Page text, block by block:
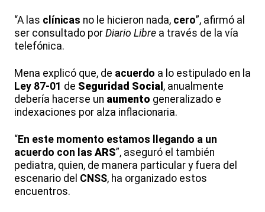
“A las clínicas no le hicieron nada, cero”, afirmó al
ser consultado por Diario Libre a través de la vía
telefónica.
Mena explicó que, de acuerdo a lo estipulado en la
Ley 87-01 de Seguridad Social , anualmente
debería hacerse un aumento generalizado e
indexaciones por alza inflacionaria.
“En este momento estamos llegando a un
acuerdo con las ARS”, aseguró el también
pediatra, quien, de manera particular y fuera del
escenario del CNSS, ha organizado estos
encuentros.